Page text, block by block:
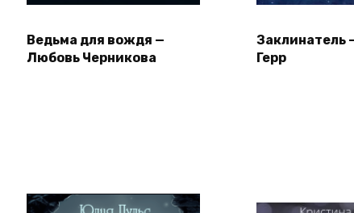
Ведьма для вождя —
Любовь Черникова
Заклинатель
Герр